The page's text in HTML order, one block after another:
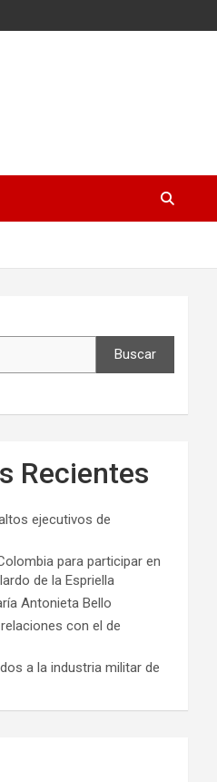
Buscar
Recientes
ejecutivos de
para participar en
de la Espriella
Antonieta Bello
con el de
a la industria militar de